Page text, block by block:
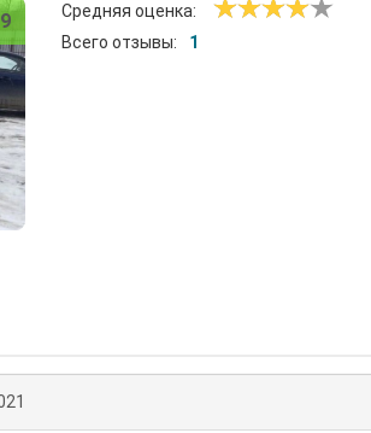
Средняя оценка:
Всего отзывы:
1